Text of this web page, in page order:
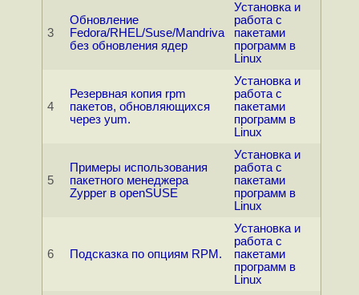
3
Обновление
Fedora/RHEL/Suse/Mandriva
без обновления ядер
Установка и
работа с
пакетами
программ в
Linux
4
Резервная копия rpm
пакетов, обновляющихся
через yum.
Установка и
работа с
пакетами
программ в
Linux
5
Примеры использования
пакетного менеджера
Zypper в openSUSE
Установка и
работа с
пакетами
программ в
Linux
6 Подсказка по опциям RPM.
Установка и
работа с
пакетами
программ в
Linux